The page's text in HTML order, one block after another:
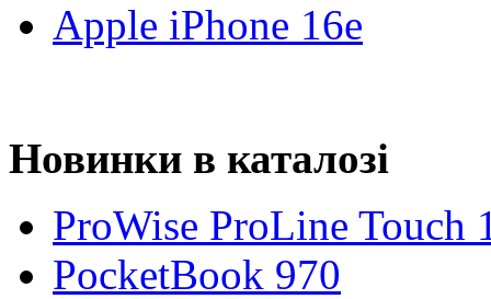
Apple iPhone 16e
Новинки в каталозі
ProWise ProLine Touch
PocketBook 970